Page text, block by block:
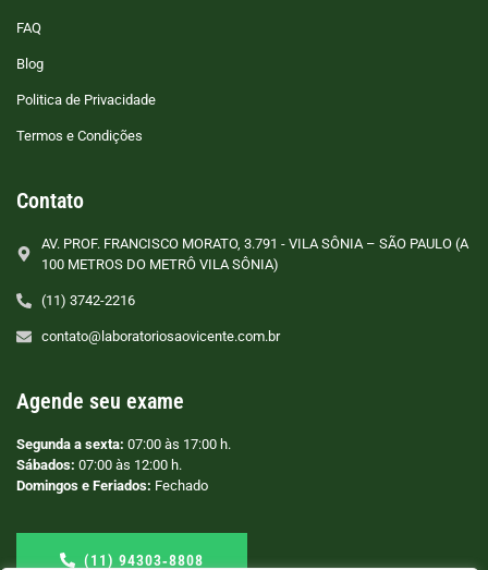
FAQ
Blog
Politica de Privacidade
Termos e Condições
Contato
AV. PROF. FRANCISCO MORATO, 3.791 - VILA SÔNIA – SÃO PAULO (A
100 METROS DO METRÔ VILA SÔNIA)
(11) 3742-2216
contato@laboratoriosaovicente.com.br
Agende seu exame
Segunda a sexta: 07:00 às 17:00 h.
Sábados: 07:00 às 12:00 h.
Domingos e Feriados: Fechado
(11) 94303‑8808